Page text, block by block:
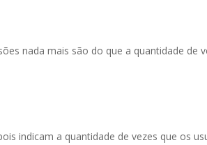
nada mais são do que a quantidade de
indicam a quantidade de vezes que os